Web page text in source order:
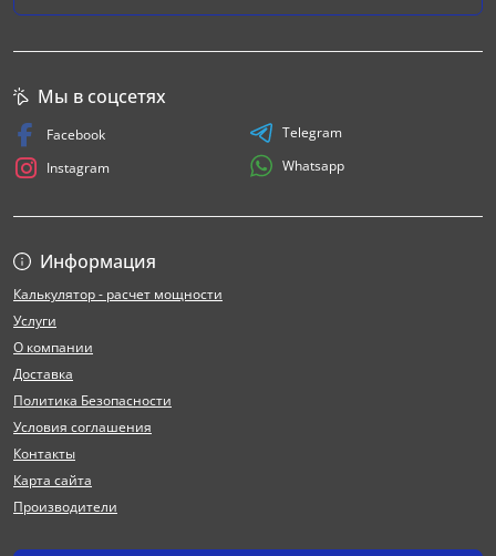
Информация
Калькулятор - расчет мощности
Услуги
О компании
Доставка
Политика Безопасности
Условия соглашения
Контакты
Карта сайта
Производители
Мы в соцсетях
Facebook
Instagram
Telegram
Whatsapp